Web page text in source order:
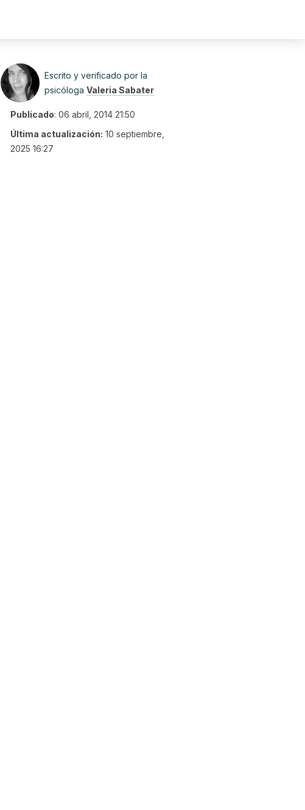
Escrito y verificado por la
psicóloga Valeria Sabater
Publicado: 06 abril, 2014 21:50
Última actualización: 10 septiembre,
2025 16:27